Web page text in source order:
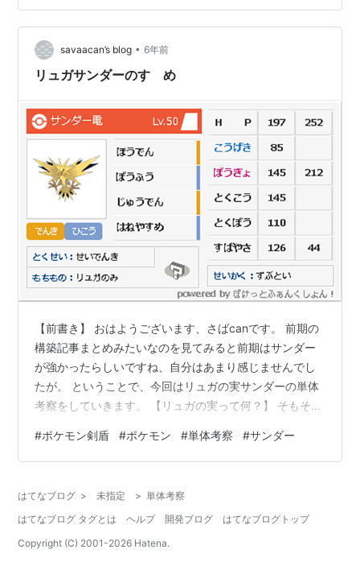
ラの内定が怪しい気がしてるので、シャンデラの代わり
にソウブレイズを使ってマニュブレイズ構築でやりたい
と考えてます。シャンデラが内定するのが一番ですが。
さて、標題ですが、最後の全解禁シーズンに当たり、個
savaacan’s blog • 6年前
リュガサンダーのすゝめ
【前書き】 おはようございます、さばcanです。 前期の
構築記事まとめみたいなのを見てみると前期はサンダー
が強かったらしいですね、自分はあまり感じませんでし
たが。 ということで、今回はリュガの実サンダーの単体
考察をしていきます。 【リュガの実って何？】 そもそも
もそれなりにいると思うので軽くリュガの実の効果を以
下に書きます。 持たせたポケモンのHPが1/4以下になる
果を持ち、よく使用されるきのみにはチイラの実、カム
ラの実があります。 このきのみの効果を見ていただけれ
ばわかると思いますが、リ…
#ポケモン剣盾 #ポケモン #単体考察 #サンダー
はてなブログ > 未指定 > 単体考察
はてなブログ タグとは
ヘルプ 開発ブログ
はてなブログトップ
Copyright (C) 2001-2026 Hatena.